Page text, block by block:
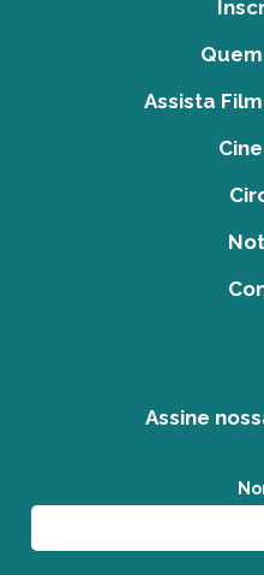
Assista
Assine